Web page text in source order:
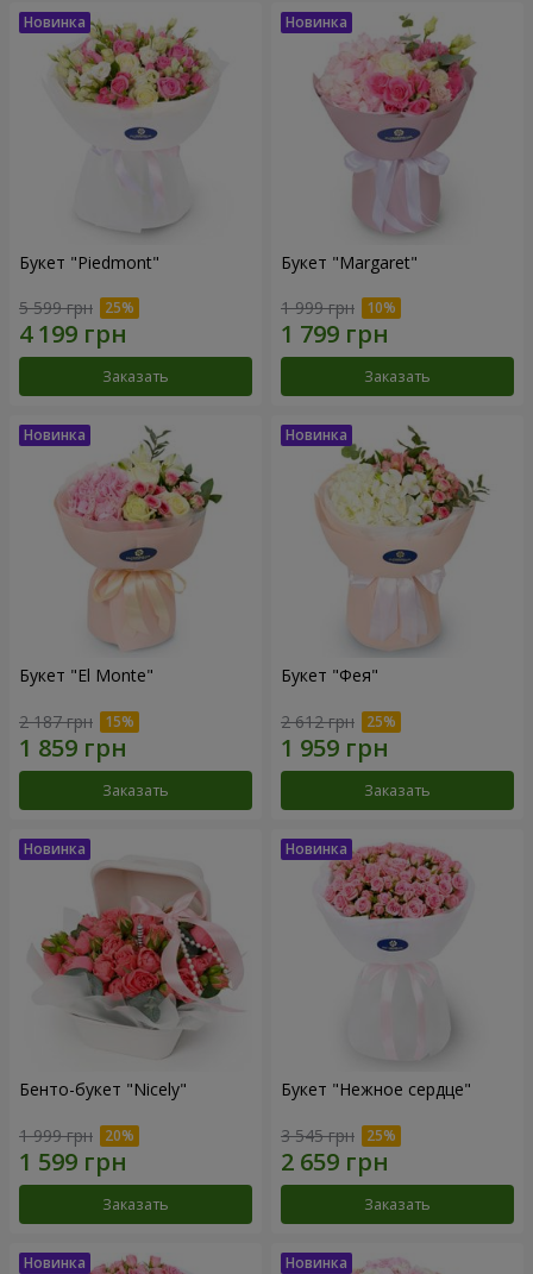
Букет "Piedmont"
5 599 грн
Заказать
Букет "Margaret"
1 999 грн
Заказать
Букет "El Monte"
2 187 грн
Заказать
Букет "Фея"
2 612 грн
Заказать
Бенто-букет "Nicely"
1 999 грн
Заказать
Букет "Нежное сердце"
3 545 грн
Заказать